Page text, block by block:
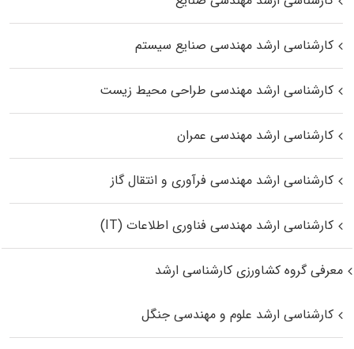
کارشناسی ارشد مهندسی صنایع سیستم
کارشناسی ارشد مهندسی طراحی محیط زیست
کارشناسی ارشد مهندسی عمران
کارشناسی ارشد مهندسی فرآوری و انتقال گاز
کارشناسی ارشد مهندسی فناوری اطلاعات (IT)
معرفی گروه کشاورزی کارشناسی ارشد
کارشناسی ارشد علوم و مهندسی جنگل